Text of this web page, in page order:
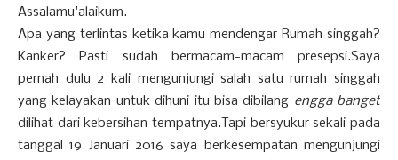
Assalamu'alaikum.
Apa yang terlintas ketika kamu mendengar Rumah singgah?
Kanker? Pasti sudah bermacam-macam presepsi.Saya
pernah dulu 2 kali mengunjungi salah satu rumah singgah
yang kelayakan untuk dihuni itu bisa dibilang engga banget
dilihat dari kebersihan tempatnya.Tapi bersyukur sekali pada
tanggal 19 Januari 2016 saya berkesempatan mengunjungi